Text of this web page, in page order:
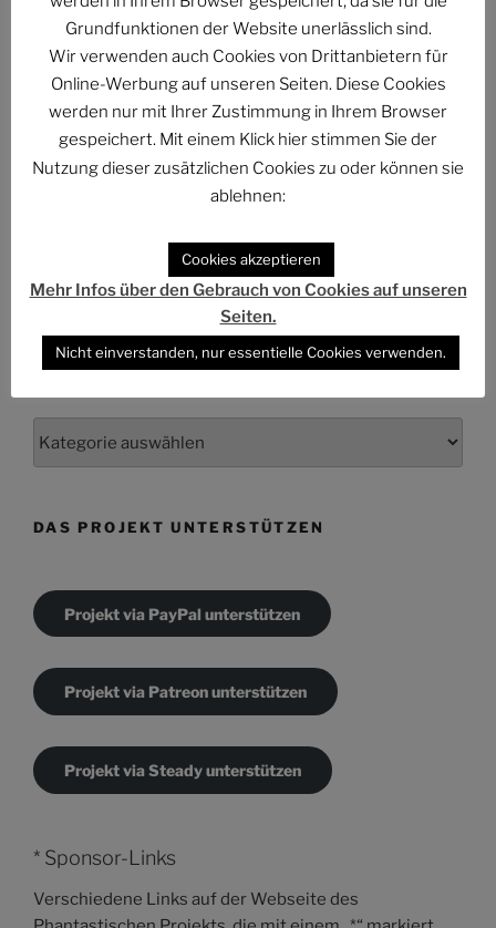
The Billion Dollar Man – The Last Laugh Syndicate –
Music Video
DAS PROJEKT UNTERSTÜTZEN
Projekt via PayPal unterstützen
Projekt via Patreon unterstützen
Projekt via Steady unterstützen
* Sponsor-Links
Verschiedene Links auf der Webseite des
Grundfunktionen der Website unerlässlich sind.
Wir verwenden auch Cookies von Drittanbietern für
Online-Werbung auf unseren Seiten. Diese Cookies
werden nur mit Ihrer Zustimmung in Ihrem Browser
gespeichert. Mit einem Klick hier stimmen Sie der
Nutzung dieser zusätzlichen Cookies zu oder können sie
ablehnen:
Cookies akzeptieren
Mehr Infos über den Gebrauch von Cookies auf unseren
Seiten.
Nicht einverstanden, nur essentielle Cookies verwenden.